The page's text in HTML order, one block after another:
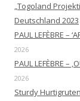
„Togoland
Deutschland 2023
PAUL LEFÈBRE –
2026
PAUL LEFÈBRE –
2026
Sturdy